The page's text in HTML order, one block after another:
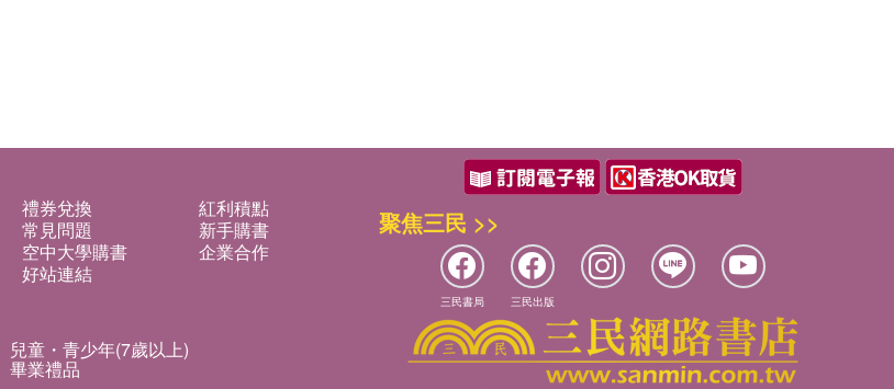
禮券兌換
紅利積點
常見問題
新手購書
空中大學購書
企業合作
好站連結
兒童・青少年(7歲以上)
畢業禮品
聚焦三民 >>
三民書局 三民出版